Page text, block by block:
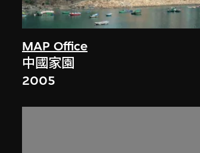
MAP Office
中國家園
2005